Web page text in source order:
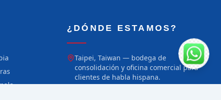
¿DÓNDE ESTAMOS?
Taipei, Taiwan — bodega de
consolidación y oficina comercial para
clientes de habla hispana.